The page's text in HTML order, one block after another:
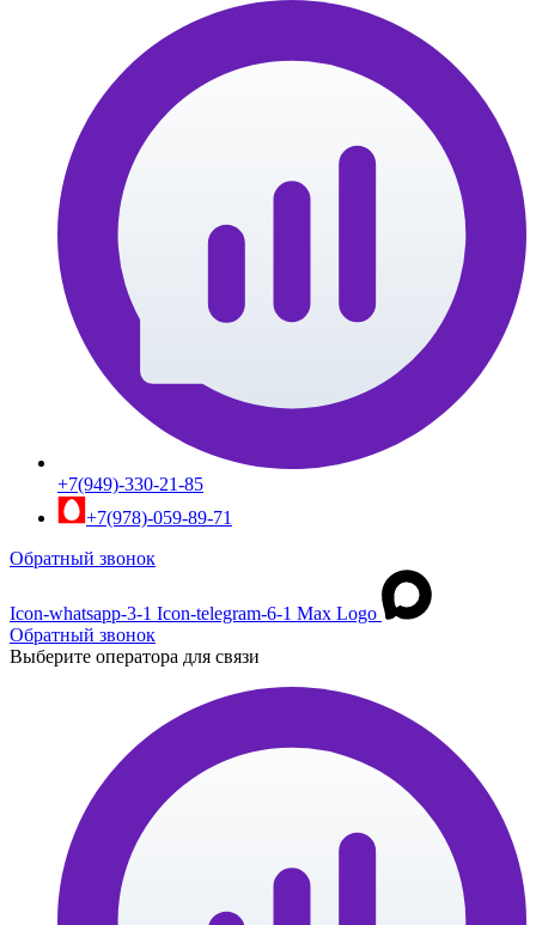
+7(949)-330-21-85
+7(978)-059-89-71
Обратный звонок
Icon-whatsapp-3-1 Icon-telegram-6-1 Max Logo
Обратный звонок
Выберите оператора для связи